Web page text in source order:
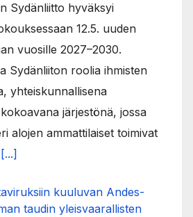
Sydänliitto hyväksyi
12.5. uuden
vuosille 2027–2030.
Sydänliiton roolia ihmisten
yhteiskunnallisena
järjestönä, jossa
alojen ammattilaiset toimivat
[...]
kuuluvan Andes-
taudin yleisvaarallisten